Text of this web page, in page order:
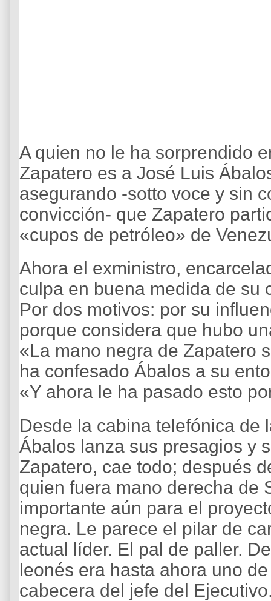
A quien no le ha sorprendido
Zapatero es a José Luis
asegurando -sotto voce y sin
convicción- que Zapatero
«cupos de petróleo» de
Ahora el exministro,
culpa en buena medida de su
Por dos motivos: por su
porque considera que hubo
«La mano negra de Zapatero
ha confesado Ábalos a su
«Y ahora le ha pasado esto
Desde la cabina telefónica de
Ábalos lanza sus presagios y
Zapatero, cae todo; después
quien fuera mano derecha de
importante aún para el
negra. Le parece el pilar de
actual líder. El pal de paller.
leonés era hasta ahora uno
cabecera del jefe del